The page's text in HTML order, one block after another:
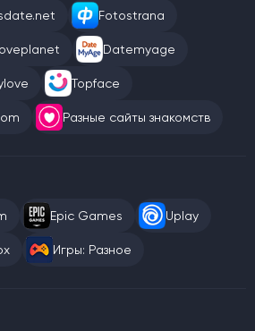
Fotostrana
Datemyage
Topface
Разные сайты знакомств
Epic Games Uplay
Игры: Разное